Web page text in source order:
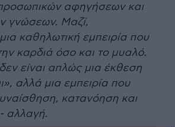
αφηγήσεων και
γνώσεων. Μαζί,
καθηλωτική εμπειρία που
καρδιά όσο και το μυαλό.
είναι απλώς μια έκθεση
αλλά μια εμπειρία που
κατανόηση και
αλλαγή.